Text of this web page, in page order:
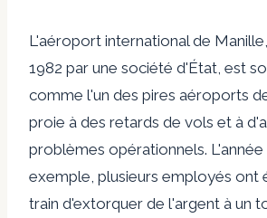
L'aéroport international de
1982 par une société d'État, est
comme l'un des pires aéroports
proie à des retards de vols et à
problèmes opérationnels.
exemple, plusieurs employés ont
train d'extorquer de l'argent à un